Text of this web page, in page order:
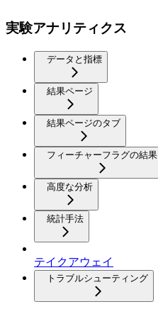
実験アナリティクス
データと指標
結果ページ
結果ページのタブ
フィーチャーフラグの結果
高度な分析
統計手法
テイクアウェイ
トラブルシューティング